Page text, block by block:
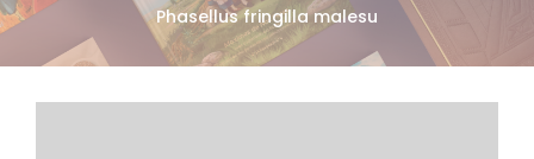
Phasellus fringilla malesu